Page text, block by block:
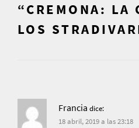
“CREMONA: LA
LOS
Francia dice:
18 abril, 2019 a las 23:18